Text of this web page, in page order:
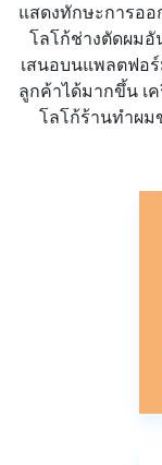
แสดงทักษะการอ
โลโก้ช่างตัดผม
เสนอบนแพลตฟอ
ลูกค้าได้มากขึ้น เ
โลโก้ร้านทำผม